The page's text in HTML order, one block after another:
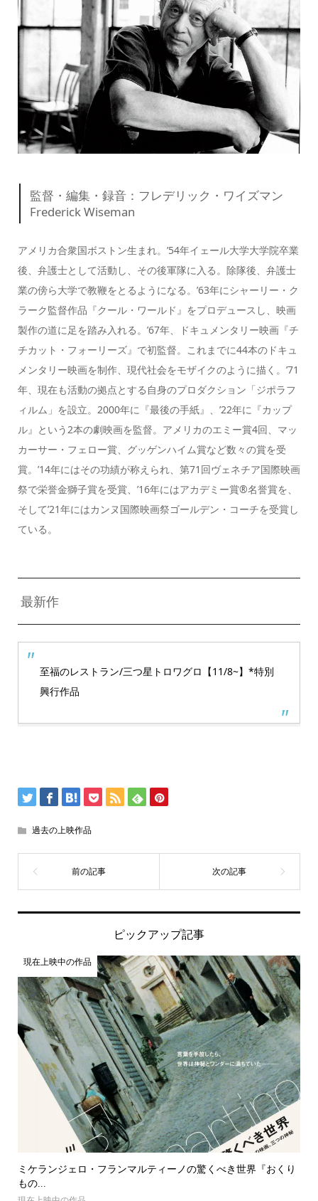
監督・編集・録音：フレデリック・ワイズマン
Frederick Wiseman
アメリカ合衆国ボストン生まれ。’54年イェール大学大学院卒業
後、弁護士として活動し、その後軍隊に入る。除隊後、弁護士
業の傍ら大学で教鞭をとるようになる。’63年にシャーリー・ク
ラーク監督作品『クール・ワールド』をプロデュースし、映画
製作の道に足を踏み入れる。’67年、ドキュメンタリー映画『チ
チカット・フォーリーズ』で初監督。これまでに44本のドキュ
メンタリー映画を制作、現代社会をモザイクのように描く。’71
年、現在も活動の拠点とする自身のプロダクション「ジポラフ
ィルム」を設立。2000年に『最後の手紙』、’22年に『カップ
ル』という2本の劇映画を監督。アメリカのエミー賞4回、マッ
カーサー・フェロー賞、グッゲンハイム賞など数々の賞を受
賞。’14年にはその功績が称えられ、第71回ヴェネチア国際映画
祭で栄誉金獅子賞を受賞、’16年にはアカデミー賞®名誉賞を、
そして’21年にはカンヌ国際映画祭ゴールデン・コーチを受賞し
ている。
最新作
至福のレストラン/三つ星トロワグロ【11/8~】*特別
興行作品
過去の上映作品
ピックアップ記事
現在上映中の作品
ミケランジェロ・フランマルティーノの驚くべき世界『おくり
もの...